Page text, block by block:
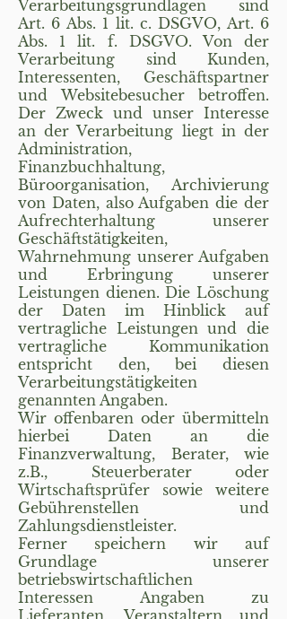
Verarbeitungsgrundlagen sind
Art. 6 Abs. 1 lit. c. DSGVO, Art. 6
Abs. 1 lit. f. DSGVO. Von der
Verarbeitung sind Kunden,
Interessenten, Geschäftspartner
und Websitebesucher betroffen.
Der Zweck und unser Interesse
an der Verarbeitung liegt in der
Administration,
Finanzbuchhaltung,
Büroorganisation, Archivierung
von Daten, also Aufgaben die der
Aufrechterhaltung unserer
Geschäftstätigkeiten,
Wahrnehmung unserer Aufgaben
und Erbringung unserer
Leistungen dienen. Die Löschung
der Daten im Hinblick auf
vertragliche Leistungen und die
vertragliche Kommunikation
entspricht den, bei diesen
Verarbeitungstätigkeiten
genannten Angaben.
Wir offenbaren oder übermitteln
hierbei Daten an die
Finanzverwaltung, Berater, wie
z.B., Steuerberater oder
Wirtschaftsprüfer sowie weitere
Gebührenstellen und
Zahlungsdienstleister.
Ferner speichern wir auf
Grundlage unserer
betriebswirtschaftlichen
Interessen Angaben zu
Lieferanten, Veranstaltern und